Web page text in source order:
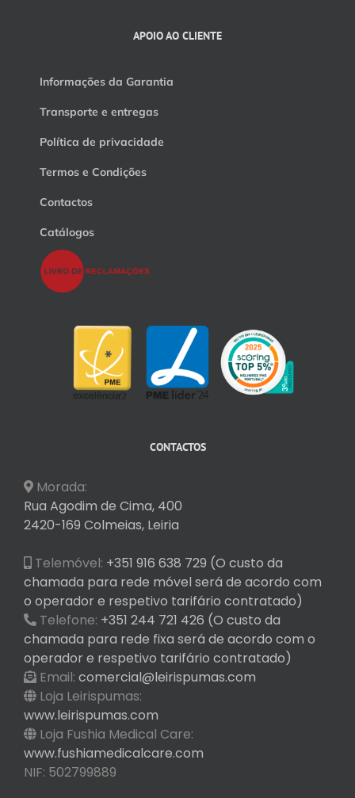
APOIO AO CLIENTE
Informações da Garantia
Transporte e entregas
Política de privacidade
Termos e Condições
Contactos
Catálogos
CONTACTOS
Morada:
Rua Agodim de Cima, 400
2420-169 Colmeias, Leiria
Telemóvel: +351 916 638 729 (O custo da
chamada para rede móvel será de acordo com
o operador e respetivo tarifário contratado)
Telefone: +351 244 721 426 (O custo da
chamada para rede fixa será de acordo com o
operador e respetivo tarifário contratado)
Email: comercial@leirispumas.com
Loja Leirispumas:
www.leirispumas.com
Loja Fushia Medical Care:
www.fushiamedicalcare.com
NIF: 502799889